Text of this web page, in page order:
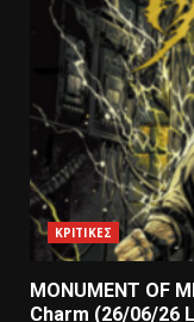
ΚΡΙΤΙΚΕΣ
MONUMENT OF
Charm (26/06/26